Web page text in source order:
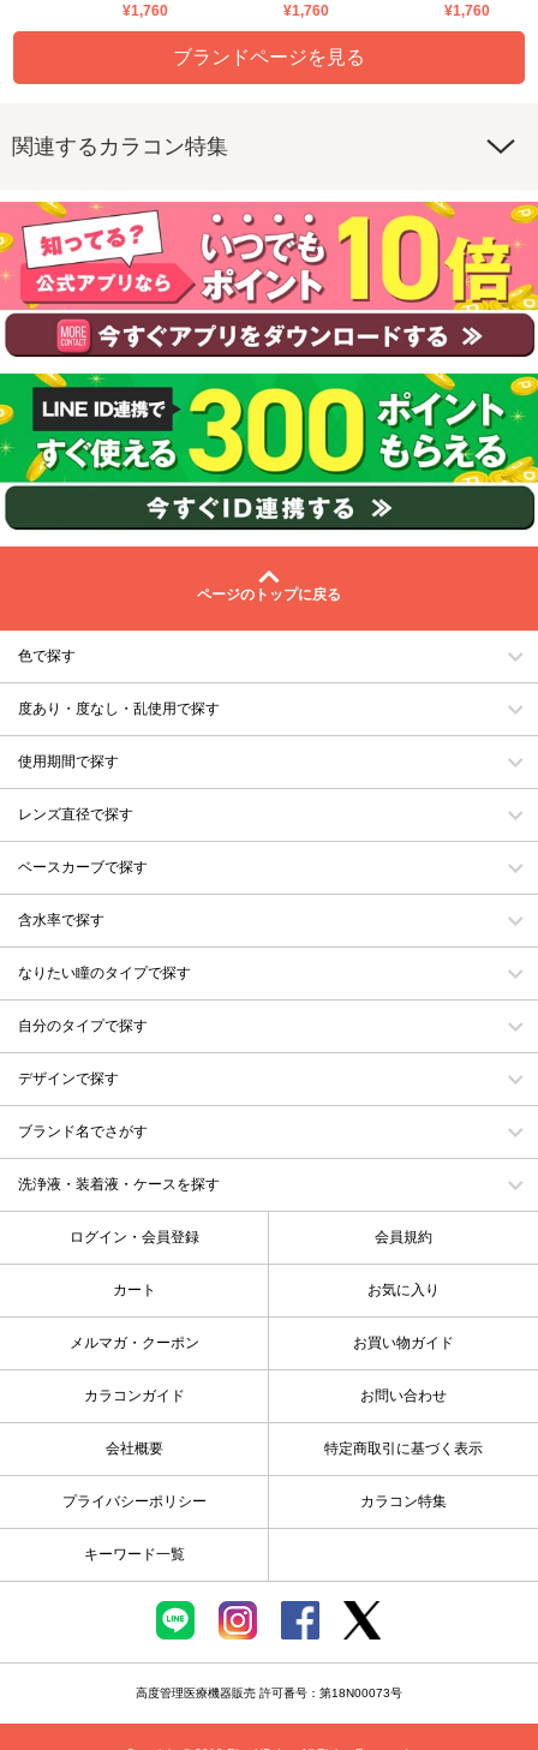
¥1,760 ¥1,760 ¥1,760
ブランドページを見る
関連するカラコン特集
ページのトップに戻る
色で探す
度あり・度なし・乱使用で探す
使用期間で探す
レンズ直径で探す
ベースカーブで探す
含水率で探す
なりたい瞳のタイプで探す
自分のタイプで探す
デザインで探す
ブランド名でさがす
洗浄液・装着液・ケースを探す
ログイン・会員登録 会員規約
カート お気に入り
メルマガ・クーポン お買い物ガイド
カラコンガイド お問い合わせ
会社概要 特定商取引に基づく表示
プライバシーポリシー カラコン特集
キーワード一覧
高度管理医療機器販売 許可番号：第18N00073号